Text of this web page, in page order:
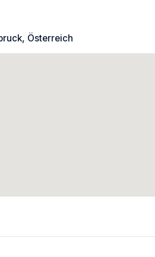
Österreich